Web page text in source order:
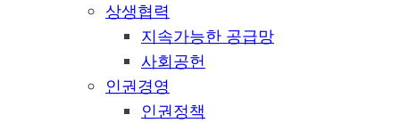
상생협력
지속가능한 공급망
사회공헌
인권경영
인권정책